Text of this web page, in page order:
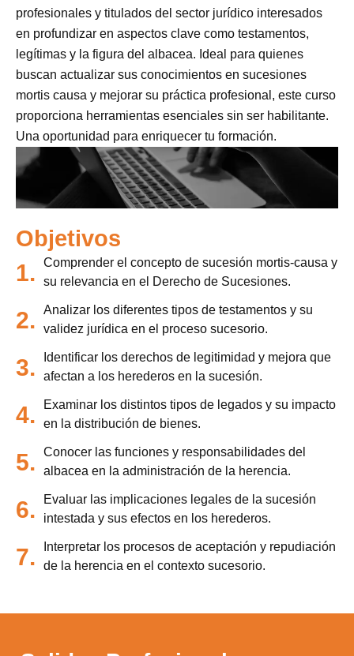
profesionales y titulados del sector jurídico interesados
en profundizar en aspectos clave como testamentos,
legítimas y la figura del albacea. Ideal para quienes
buscan actualizar sus conocimientos en sucesiones
mortis causa y mejorar su práctica profesional, este curso
proporciona herramientas esenciales sin ser habilitante.
Una oportunidad para enriquecer tu formación.
Objetivos
1.
Comprender el concepto de sucesión mortis-causa y
su relevancia en el Derecho de Sucesiones.
2.
Analizar los diferentes tipos de testamentos y su
validez jurídica en el proceso sucesorio.
3.
Identificar los derechos de legitimidad y mejora que
afectan a los herederos en la sucesión.
4.
Examinar los distintos tipos de legados y su impacto
en la distribución de bienes.
5.
Conocer las funciones y responsabilidades del
albacea en la administración de la herencia.
6.
Evaluar las implicaciones legales de la sucesión
intestada y sus efectos en los herederos.
7.
Interpretar los procesos de aceptación y repudiación
de la herencia en el contexto sucesorio.